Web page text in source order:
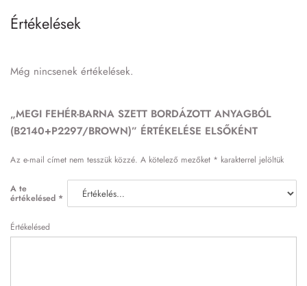
Értékelések
Még nincsenek értékelések.
„MEGI FEHÉR-BARNA SZETT BORDÁZOTT ANYAGBÓL
(B2140+P2297/BROWN)” ÉRTÉKELÉSE ELSŐKÉNT
Az e-mail címet nem tesszük közzé. A kötelező mezőket * karakterrel jelöltük
A te
értékelésed *
Értékelésed